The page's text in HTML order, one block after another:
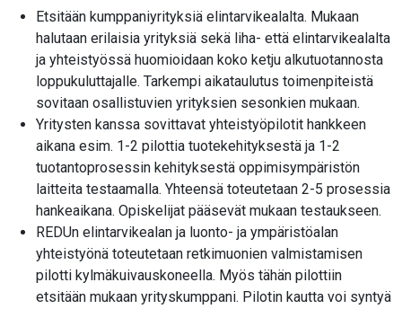
Etsitään kumppaniyrityksiä elintarvikealalta. Mukaan
halutaan erilaisia yrityksiä sekä liha- että elintarvikealalta
ja yhteistyössä huomioidaan koko ketju alkutuotannosta
loppukuluttajalle. Tarkempi aikataulutus toimenpiteistä
sovitaan osallistuvien yrityksien sesonkien mukaan.
Yritysten kanssa sovittavat yhteistyöpilotit hankkeen
aikana esim. 1-2 pilottia tuotekehityksestä ja 1-2
tuotantoprosessin kehityksestä oppimisympäristön
laitteita testaamalla. Yhteensä toteutetaan 2-5 prosessia
hankeaikana. Opiskelijat pääsevät mukaan testaukseen.
REDUn elintarvikealan ja luonto- ja ympäristöalan
yhteistyönä toteutetaan retkimuonien valmistamisen
pilotti kylmäkuivauskoneella. Myös tähän pilottiin
etsitään mukaan yrityskumppani. Pilotin kautta voi syntyä